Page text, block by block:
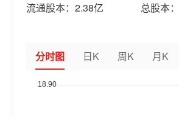
流通股本： 2.38亿 总股本：
分时图 日K 周K 月K